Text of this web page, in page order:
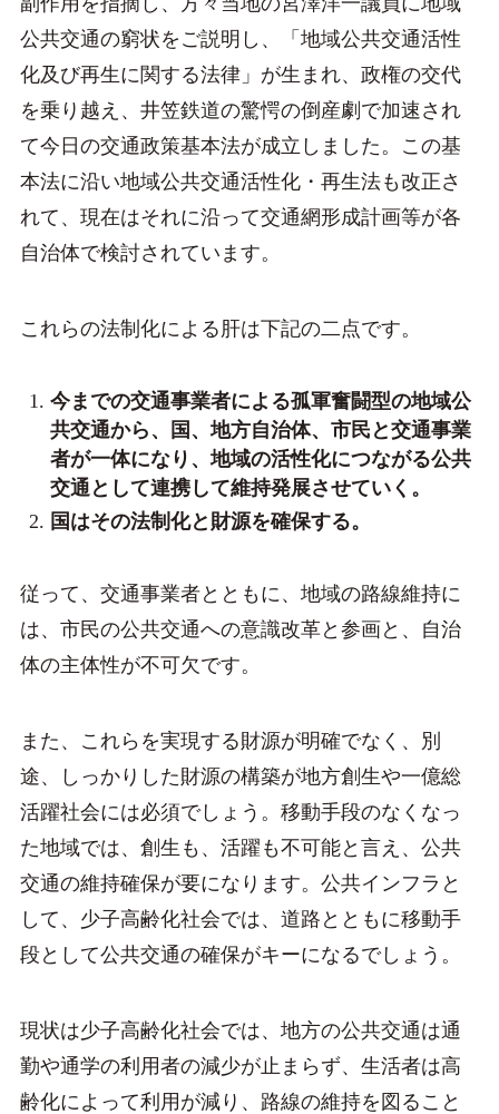
公共交通の窮状をご説明し、「地域公共交通活性
化及び再生に関する法律」が生まれ、政権の交代
を乗り越え、井笠鉄道の驚愕の倒産劇で加速され
て今日の交通政策基本法が成立しました。この基
本法に沿い地域公共交通活性化・再生法も改正さ
れて、現在はそれに沿って交通網形成計画等が各
自治体で検討されています。
これらの法制化による肝は下記の二点です。
今までの交通事業者による孤軍奮闘型の地域公
共交通から、国、地方自治体、市民と交通事業
者が一体になり、地域の活性化につながる公共
交通として連携して維持発展させていく。
国はその法制化と財源を確保する。
従って、交通事業者とともに、地域の路線維持に
は、市民の公共交通への意識改革と参画と、自治
体の主体性が不可欠です。
また、これらを実現する財源が明確でなく、別
途、しっかりした財源の構築が地方創生や一億総
活躍社会には必須でしょう。移動手段のなくなっ
た地域では、創生も、活躍も不可能と言え、公共
交通の維持確保が要になります。公共インフラと
して、少子高齢化社会では、道路とともに移動手
段として公共交通の確保がキーになるでしょう。
現状は少子高齢化社会では、地方の公共交通は通
勤や通学の利用者の減少が止まらず、生活者は高
齢化によって利用が減り、路線の維持を図ること